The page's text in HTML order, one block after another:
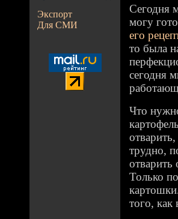
Экспорт
Для СМИ
Сегодня
могу
его
то была
сегодня
Что
трудно,
отварить
Только
того, как